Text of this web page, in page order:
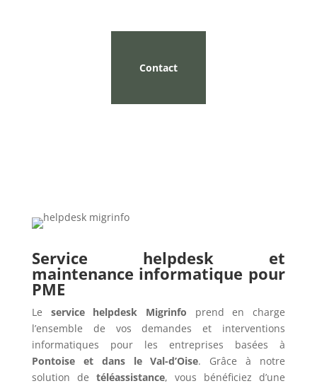
Contact
Service helpdesk et
maintenance informatique pour
PME
Le service helpdesk Migrinfo prend en charge
l’ensemble de vos demandes et interventions
informatiques pour les entreprises basées à
Pontoise et dans le Val-d’Oise. Grâce à notre
solution de téléassistance, vous bénéficiez d’une